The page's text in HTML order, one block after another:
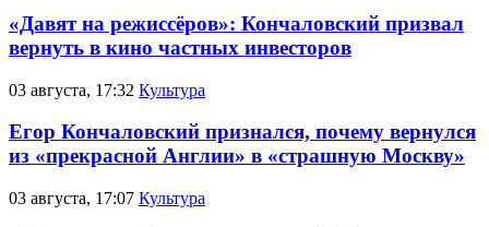
«Давят на режиссёров»: Кончаловский призвал
вернуть в кино частных инвесторов
03 августа, 17:32 Культура
Егор Кончаловский признался, почему вернулся
из «прекрасной Англии» в «страшную Москву»
03 августа, 17:07 Культура